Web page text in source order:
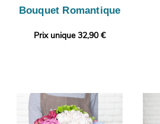
Bouquet Romantique
Prix unique 32,90 €